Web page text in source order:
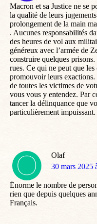
Macron et sa Justice ne se
la qualité de leurs
prolongement de la main
. Aucunes responsabilités
des heures de vol aux
généreux avec l’armée de
construire quelques
rues. Ce qui ne peut que
promouvoir leurs
de toutes les victimes de
vous vous y entendez. Par
tancer la délinquance que
particulièrement
Olaf
dit
30 mars 2025
Énorme le nombre de
rien que depuis quelques
Français.